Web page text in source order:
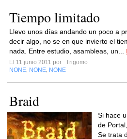
Tiempo limitado
Llevo unos días andando un poco a
decir algo, no se en que invierto el
nada. Entre estudio, asambleas, un...
El 11 junio 2011 por
Trigomo
NONE NONE NONE
Braid
Si hace
de
Se trata